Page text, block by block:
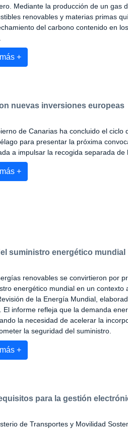
Mediante la producción de un gas
renovables y materias primas
del carbono contenido en
+
nuevas inversiones europeas
de Canarias ha concluido el
para presentar la próxima
a impulsar la recogida separada
+
suministro energético mundial
renovables se convirtieron por
energético mundial en un
de la Energía Mundial,
El informe refleja que la demanda
la necesidad de acelerar la
la seguridad del suministro.
+
para la gestión
de Transportes y Movilidad